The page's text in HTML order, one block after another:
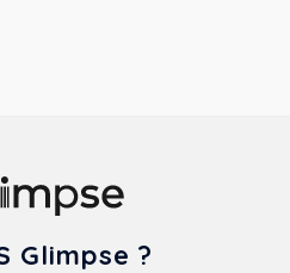
Glimpse ?